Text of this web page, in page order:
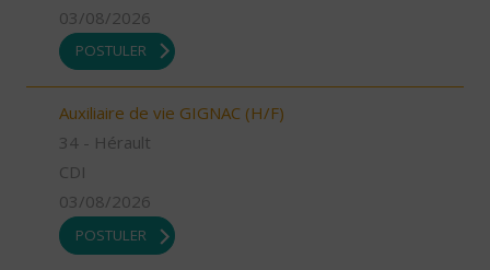
03/08/2026
POSTULER
Auxiliaire de vie GIGNAC (H/F)
34 - Hérault
CDI
03/08/2026
POSTULER